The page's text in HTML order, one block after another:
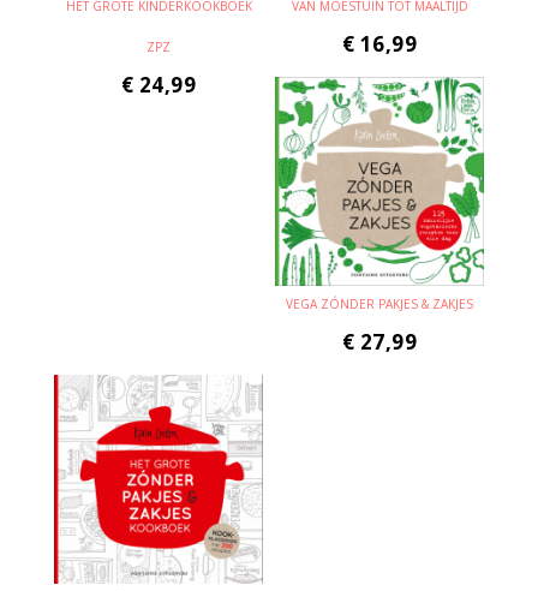
HET GROTE KINDERKOOKBOEK
ZPZ
€ 24,99
VAN MOESTUIN TOT MAALTIJD
€ 16,99
VEGA ZÓNDER PAKJES & ZAKJES
€ 27,99